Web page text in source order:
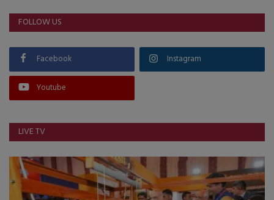
FOLLOW US
Facebook Instagram
Youtube
LIVE TV